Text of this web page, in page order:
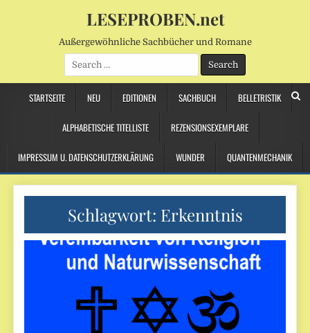
LESEPROBEN.net
Außergewöhnliche Sachbücher und Romane
Search
for:
STARTSEITE NEU EDITIONEN SACHBUCH BELLETRISTIK
ALPHABETISCHE TITELLISTE REZENSIONSEXEMPLARE
IMPRESSUM U. DATENSCHUTZERKLÄRUNG WUNDER QUANTENMECHANIK
Schlagwort: Erkenntnis